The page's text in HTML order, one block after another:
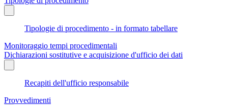
Tipologie di procedimento - in formato tabellare
Monitoraggio tempi procedimentali
Dichiarazioni sostitutive e acquisizione d'ufficio dei dati
Recapiti dell'ufficio responsabile
Provvedimenti